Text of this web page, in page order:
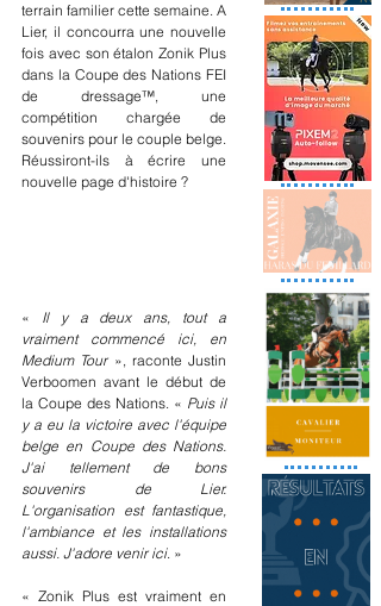
terrain familier cette semaine. A
Lier, il concourra une nouvelle
fois avec son étalon Zonik Plus
dans la Coupe des Nations FEI
de dressage™, une
compétition chargée de
souvenirs pour le couple belge.
Réussiront-ils à écrire une
nouvelle page d'histoire ?
« Il y a deux ans, tout a
vraiment commencé ici, en
Medium Tour », raconte Justin
Verboomen avant le début de
la Coupe des Nations. « Puis il
y a eu la victoire avec l'équipe
belge en Coupe des Nations.
J'ai tellement de bons
souvenirs de Lier.
L'organisation est fantastique,
l'ambiance et les installations
aussi. J'adore venir ici. »
« Zonik Plus est vraiment en